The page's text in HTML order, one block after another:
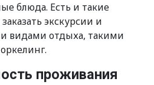
блюда. Есть и такие
экскурсии и
видами отдыха, такими
проживания